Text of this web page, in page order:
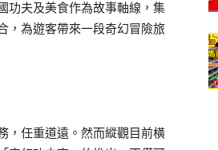
功夫及美食作為故事軸線，集
，為遊客帶來一段奇幻冒險旅
，任重道遠。然而縱觀目前橫